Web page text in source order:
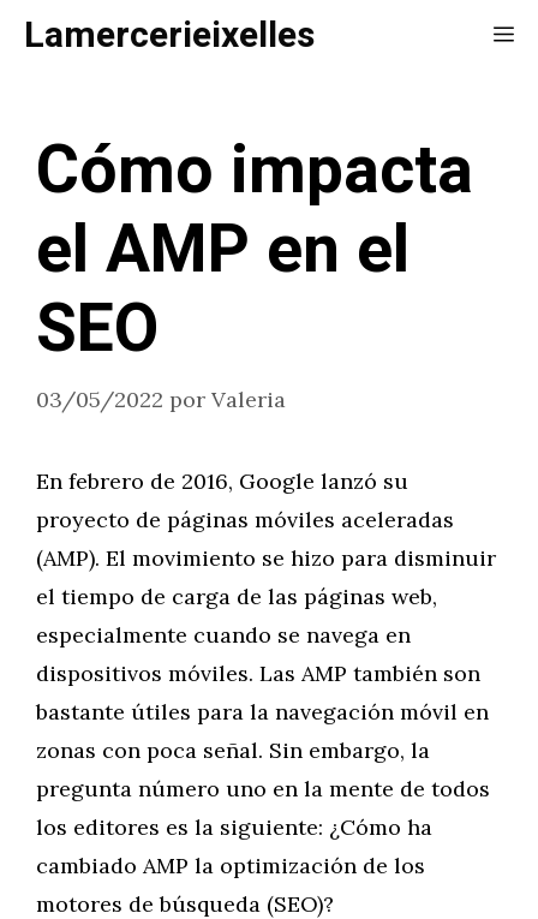
SaltarLamercerieixelles
Cómo impacta
el AMP en el
SEO
03/05/2022 por Valeria
En febrero de 2016, Google lanzó su
proyecto de páginas móviles aceleradas
(AMP). El movimiento se hizo para disminuir
el tiempo de carga de las páginas web,
especialmente cuando se navega en
dispositivos móviles. Las AMP también son
bastante útiles para la navegación móvil en
zonas con poca señal. Sin embargo, la
pregunta número uno en la mente de todos
los editores es la siguiente: ¿Cómo ha
cambiado AMP la optimización de los
motores de búsqueda (SEO)?